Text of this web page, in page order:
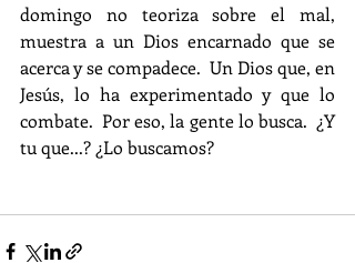
domingo no teoriza sobre el mal,
muestra a un Dios encarnado que se
acerca y se compadece.  Un Dios que, en
Jesús, lo ha experimentado y que lo
combate.  Por eso, la gente lo busca.  ¿Y
tu que...? ¿Lo buscamos?